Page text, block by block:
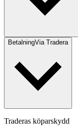
BetalningVia Tradera
Traderas köparskydd